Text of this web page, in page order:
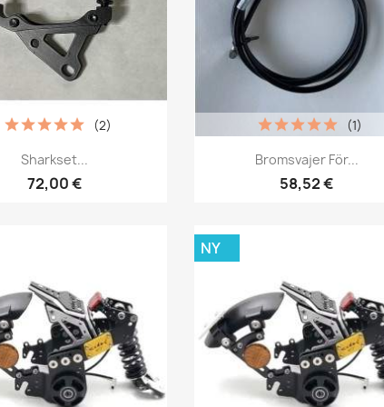
Snabbvy
Sharkset...
72,00 €
(2)
Snabbvy
Bromsvajer För...
58,52 €
(1)
NY